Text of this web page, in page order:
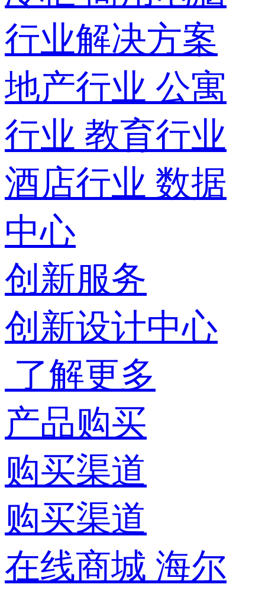
行业解决方案
地产行业 公寓
行业 教育行业
酒店行业 数据
中心
创新服务
创新设计中心
了解更多
产品购买
购买渠道
购买渠道
在线商城 海尔